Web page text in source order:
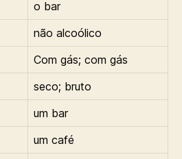
o bar
não alcoólico
Com gás; com gás
seco; bruto
um bar
um café